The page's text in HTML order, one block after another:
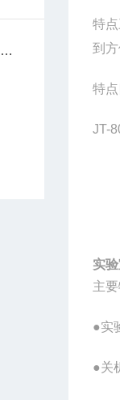
特
到
特
JT-
实
主
●实
●关